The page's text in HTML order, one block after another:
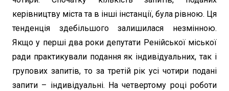
керівництву міста та в інші інстанції, була рівною. Ця
тенденція здебільшого залишилася незмінною.
Якщо у перші два роки депутати Ренійської міської
ради практикували подання як індивідуальних, так і
групових запитів, то за третій рік усі чотири подані
запити – індивідуальні. На четвертому році роботи